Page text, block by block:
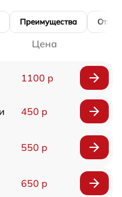
Преимущества
Цена
1100 р
450 р
550 р
650 р